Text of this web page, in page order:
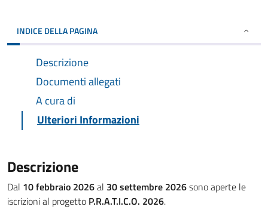
INDICE DELLA PAGINA
Descrizione
Documenti allegati
A cura di
Ulteriori Informazioni
Descrizione
Dal 10 febbraio 2026al 30 settembre 2026sono aperte le
iscrizioni al progetto P.R.A.T.I.C.O. 2026.